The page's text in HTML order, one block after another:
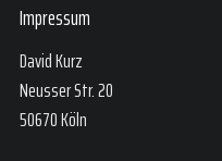
Impressum
David Kurz
Neusser Str. 20
50670 Köln